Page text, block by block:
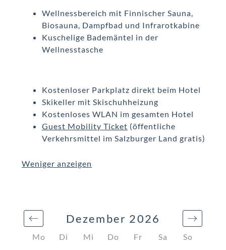
Wellnessbereich mit Finnischer Sauna,
Biosauna, Dampfbad und Infrarotkabine
Kuschelige Bademäntel in der
Wellnesstasche
Kostenloser Parkplatz direkt beim Hotel
Skikeller mit Skischuhheizung
Kostenloses WLAN im gesamten Hotel
Guest Mobility Ticket (öffentliche
Verkehrsmittel im Salzburger Land gratis)
Weniger anzeigen
Mo Di Mi Do Fr Sa So
Dezember 2026